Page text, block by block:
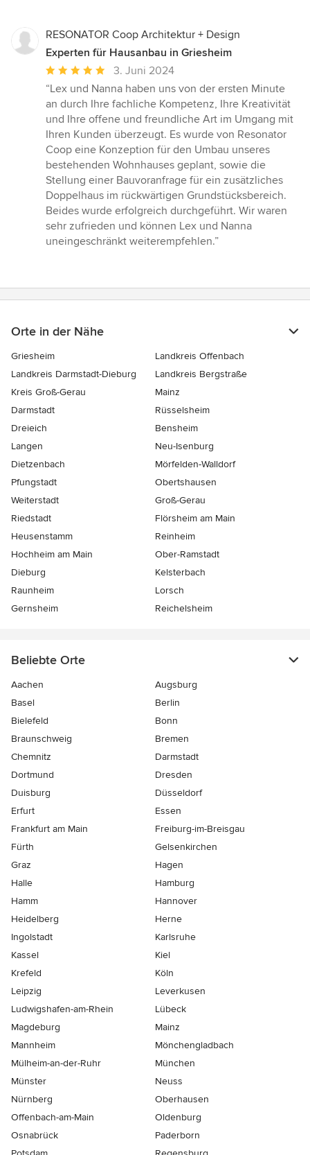
RESONATOR Coop Architektur + Design
Experten für Hausanbau in Griesheim
Durchschnittliche
Bewertung:
5
von
5
Sternen
3. Juni 2024
“Lex und Nanna haben uns von der ersten Minute
an durch Ihre fachliche Kompetenz, Ihre Kreativität
und Ihre offene und freundliche Art im Umgang mit
Ihren Kunden überzeugt. Es wurde von Resonator
Coop eine Konzeption für den Umbau unseres
bestehenden Wohnhauses geplant, sowie die
Stellung einer Bauvoranfrage für ein zusätzliches
Doppelhaus im rückwärtigen Grundstücksbereich.
Beides wurde erfolgreich durchgeführt. Wir waren
sehr zufrieden und können Lex und Nanna
uneingeschränkt weiterempfehlen.”
Orte in der Nähe
Griesheim
Landkreis Offenbach
Landkreis Darmstadt-Dieburg
Landkreis Bergstraße
Kreis Groß-Gerau
Mainz
Darmstadt
Rüsselsheim
Dreieich
Bensheim
Langen
Neu-Isenburg
Dietzenbach
Mörfelden-Walldorf
Pfungstadt
Obertshausen
Weiterstadt
Groß-Gerau
Riedstadt
Flörsheim am Main
Heusenstamm
Reinheim
Hochheim am Main
Ober-Ramstadt
Dieburg
Kelsterbach
Raunheim
Lorsch
Gernsheim
Reichelsheim
Beliebte Orte
Aachen
Augsburg
Basel
Berlin
Bielefeld
Bonn
Braunschweig
Bremen
Chemnitz
Darmstadt
Dortmund
Dresden
Duisburg
Düsseldorf
Erfurt
Essen
Frankfurt am Main
Freiburg-im-Breisgau
Fürth
Gelsenkirchen
Graz
Hagen
Halle
Hamburg
Hamm
Hannover
Heidelberg
Herne
Ingolstadt
Karlsruhe
Kassel
Kiel
Krefeld
Köln
Leipzig
Leverkusen
Ludwigshafen-am-Rhein
Lübeck
Magdeburg
Mainz
Mannheim
Mönchen­gladbach
Mülheim-an-der-Ruhr
München
Münster
Neuss
Nürnberg
Oberhausen
Offenbach-am-Main
Oldenburg
Osnabrück
Paderborn